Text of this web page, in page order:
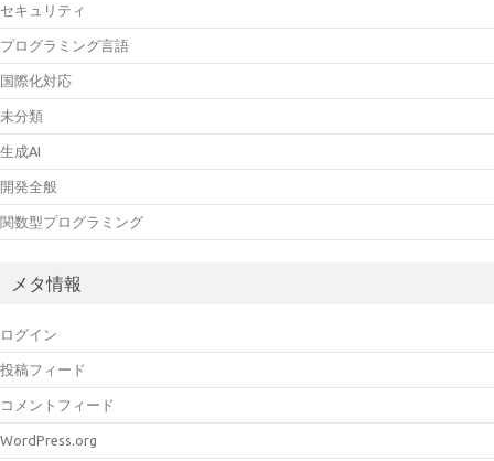
セキュリティ
プログラミング言語
国際化対応
未分類
生成AI
開発全般
関数型プログラミング
メタ情報
ログイン
投稿フィード
コメントフィード
WordPress.org